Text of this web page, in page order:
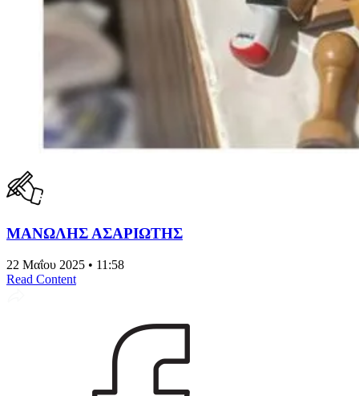
ΜΑΝΩΛΗΣ ΑΣΑΡΙΩΤΗΣ
22 Μαΐου 2025 • 11:58
Read Content